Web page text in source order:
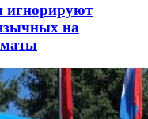
игнорируют
на